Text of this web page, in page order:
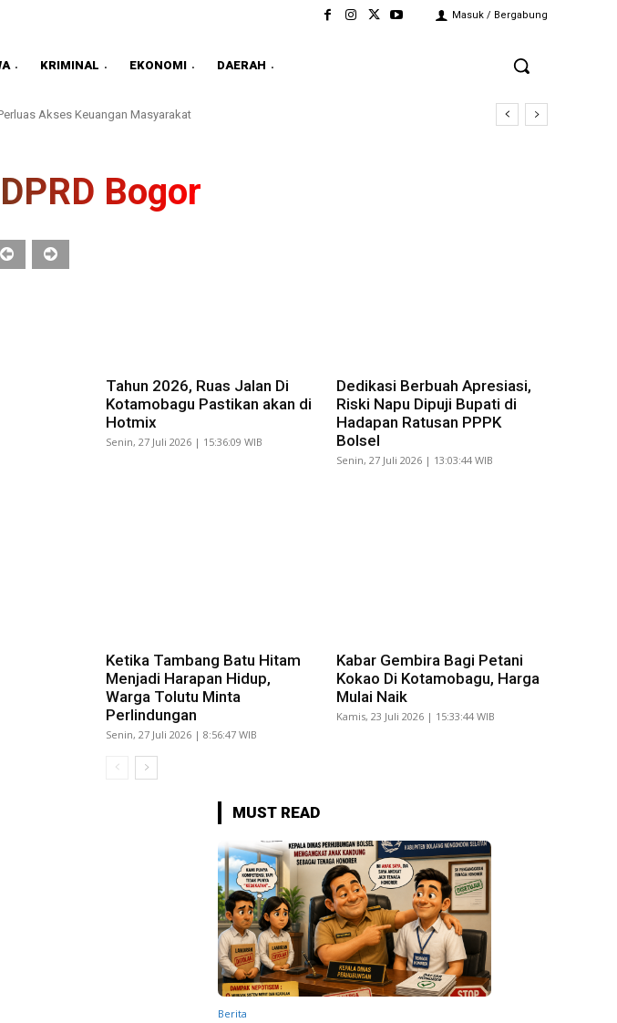
Masuk / Bergabung
KRIMINAL EKONOMI DAERAH
Akses Keuangan Masyarakat
Bogor
Tahun 2026, Ruas Jalan Di
Kotamobagu Pastikan akan di
Hotmix
Senin, 27 Juli 2026 | 15:36:09 WIB
Dedikasi Berbuah Apresiasi,
Riski Napu Dipuji Bupati di
Hadapan Ratusan PPPK
Bolsel
Senin, 27 Juli 2026 | 13:03:44 WIB
Ketika Tambang Batu Hitam
Menjadi Harapan Hidup,
Warga Tolutu Minta
Perlindungan
Senin, 27 Juli 2026 | 8:56:47 WIB
Kabar Gembira Bagi Petani
Kokao Di Kotamobagu, Harga
Mulai Naik
Kamis, 23 Juli 2026 | 15:33:44 WIB
MUST READ
Berita